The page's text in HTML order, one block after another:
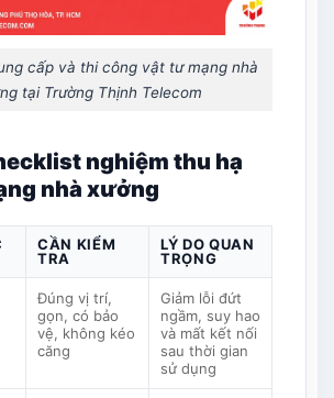
cấp và thi công vật tư mạng nhà
tại Trường Thịnh Telecom
nghiệm thu hạ
nhà xưởng
CẦN KIỂM
TRA
LÝ DO QUAN
TRỌNG
Đúng vị trí,
gọn, có bảo
vệ, không kéo
căng
Giảm lỗi đứt
ngầm, suy hao
và mất kết nối
sau thời gian
sử dụng